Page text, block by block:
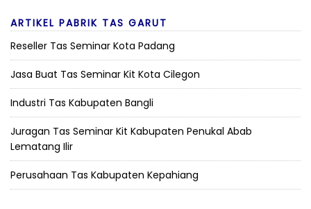
ARTIKEL PABRIK TAS GARUT
Reseller Tas Seminar Kota Padang
Jasa Buat Tas Seminar Kit Kota Cilegon
Industri Tas Kabupaten Bangli
Juragan Tas Seminar Kit Kabupaten Penukal Abab
Lematang Ilir
Perusahaan Tas Kabupaten Kepahiang